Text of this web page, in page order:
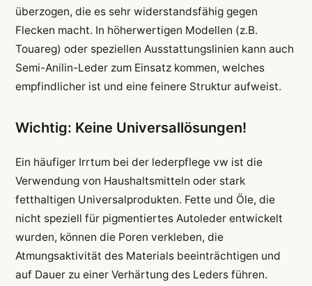
überzogen, die es sehr widerstandsfähig gegen
Flecken macht. In höherwertigen Modellen (z.B.
Touareg) oder speziellen Ausstattungslinien kann auch
Semi-Anilin-Leder zum Einsatz kommen, welches
empfindlicher ist und eine feinere Struktur aufweist.
Wichtig: Keine Universallösungen!
Ein häufiger Irrtum bei der lederpflege vw ist die
Verwendung von Haushaltsmitteln oder stark
fetthaltigen Universalprodukten. Fette und Öle, die
nicht speziell für pigmentiertes Autoleder entwickelt
wurden, können die Poren verkleben, die
Atmungsaktivität des Materials beeinträchtigen und
auf Dauer zu einer Verhärtung des Leders führen.